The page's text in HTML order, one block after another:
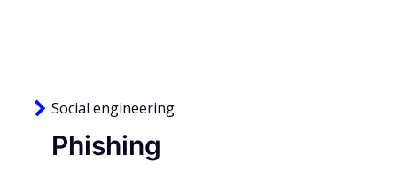
Social engineering
Phishing